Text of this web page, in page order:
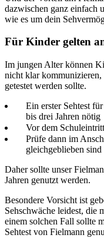
dazwischen ganz einfach
wie es um dein
Für Kinder gelten
Im jungen Alter können
nicht klar kommunizieren,
getestet werden sollte.
Ein erster Sehtest
bis drei Jahren nötig
Vor dem
Prüfe dann im
gleichgeblieben
Daher sollte unser
Jahren genutzt werden.
Besondere Vorsicht ist
Sehschwäche leidest, die
einem solchen Fall sollte
Sehtest von Fielmann